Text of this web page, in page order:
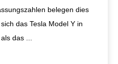
belegen dies
das Tesla Model Y in
das